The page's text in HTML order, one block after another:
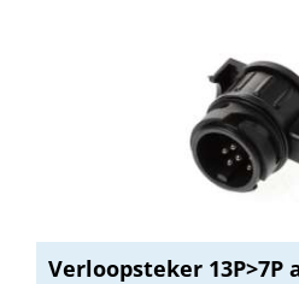
Verloopsteker 13P>7P